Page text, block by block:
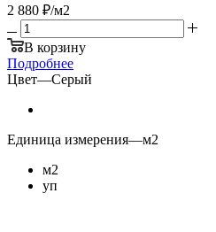
2 880 ₽/м2
В корзину
Подробнее
Цвет—Серый
Единица измерения—м2
м2
уп